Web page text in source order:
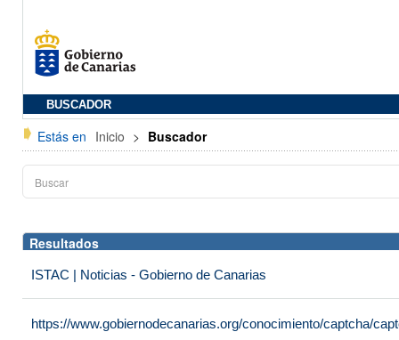
BUSCADOR
Estás en Inicio > Buscador
Resultados
ISTAC | Noticias - Gobierno de Canarias
https://www.gobiernodecanarias.org/conocimiento/captcha/